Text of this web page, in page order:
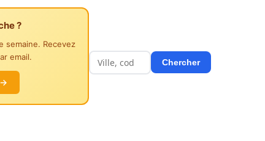
?
semaine. Recevez
email.
→
Chercher